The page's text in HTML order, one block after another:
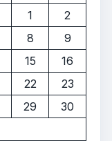
1
2
8
9
15
16
22
23
29
30